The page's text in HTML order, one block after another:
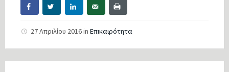
27 Απριλίου 2016in Επικαιρότητα